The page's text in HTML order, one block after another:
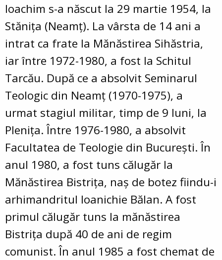
Ioachim s-a născut la 29 martie 1954, la
Stănița (Neamț). La vârsta de 14 ani a
intrat ca frate la Mănăstirea Sihăstria,
iar între 1972-1980, a fost la Schitul
Tarcău. După ce a absolvit Seminarul
Teologic din Neamț (1970-1975), a
urmat stagiul militar, timp de 9 luni, la
Plenița. Între 1976-1980, a absolvit
Facultatea de Teologie din București. În
anul 1980, a fost tuns călugăr la
Mănăstirea Bistrița, naș de botez fiindu-i
arhimandritul Ioanichie Bălan. A fost
primul călugăr tuns la mănăstirea
Bistrița după 40 de ani de regim
comunist. În anul 1985 a fost chemat de